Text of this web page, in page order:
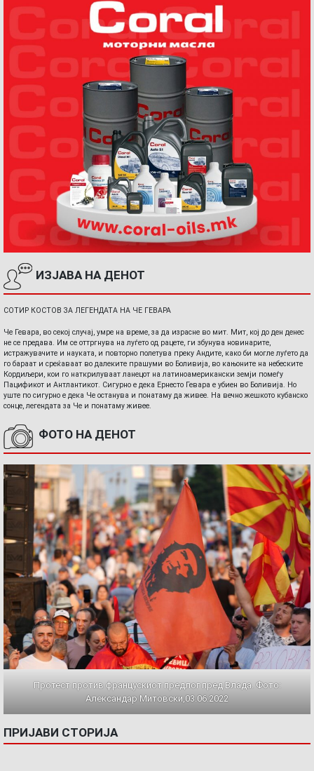
ИЗЈАВА НА ДЕНОТ
СОТИР КОСТОВ ЗА ЛЕГЕНДАТА НА ЧЕ ГЕВАРА
Че Гевара, во секој случај, умре на време, за да израсне во мит. Мит, кој до ден денес
не се предава. Им се оттргнува на луѓето од рацете, ги збунува новинарите,
истражувачите и науката, и повторно полетува преку Андите, како би могле луѓето да
го бараат и среќаваат во далеките прашуми во Боливија, во кањоните на небеските
Кордиљери, кои го наткрилуваат ланецот на латиноамерикански земји помеѓу
Пацификот и Антлантикот. Сигурно е дека Ернесто Гевара е убиен во Боливија. Но
уште по сигурно е дека Че останува и понатаму да живее. На вечно жешкото кубанско
сонце, легендата за Че и понатаму живее.
ФОТО НА ДЕНОТ
Протест против францускиот предлог пред Влада. Фото:
Александар Митовски,03.06.2022
ПРИЈАВИ СТОРИЈА